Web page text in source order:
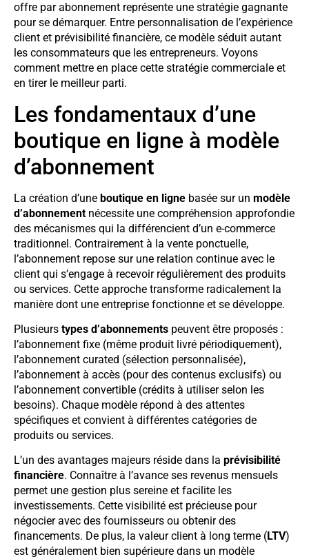
offre par abonnement représente une stratégie gagnante
pour se démarquer. Entre personnalisation de l’expérience
client et prévisibilité financière, ce modèle séduit autant
les consommateurs que les entrepreneurs. Voyons
comment mettre en place cette stratégie commerciale et
en tirer le meilleur parti.
Les fondamentaux d’une
boutique en ligne à modèle
d’abonnement
La création d’une boutique en ligne basée sur un modèle
d’abonnement nécessite une compréhension approfondie
des mécanismes qui la différencient d’un e-commerce
traditionnel. Contrairement à la vente ponctuelle,
l’abonnement repose sur une relation continue avec le
client qui s’engage à recevoir régulièrement des produits
ou services. Cette approche transforme radicalement la
manière dont une entreprise fonctionne et se développe.
Plusieurs types d’abonnements peuvent être proposés :
l’abonnement fixe (même produit livré périodiquement),
l’abonnement curated (sélection personnalisée),
l’abonnement à accès (pour des contenus exclusifs) ou
l’abonnement convertible (crédits à utiliser selon les
besoins). Chaque modèle répond à des attentes
spécifiques et convient à différentes catégories de
produits ou services.
L’un des avantages majeurs réside dans la prévisibilité
financière. Connaître à l’avance ses revenus mensuels
permet une gestion plus sereine et facilite les
investissements. Cette visibilité est précieuse pour
négocier avec des fournisseurs ou obtenir des
financements. De plus, la valeur client à long terme (LTV)
est généralement bien supérieure dans un modèle